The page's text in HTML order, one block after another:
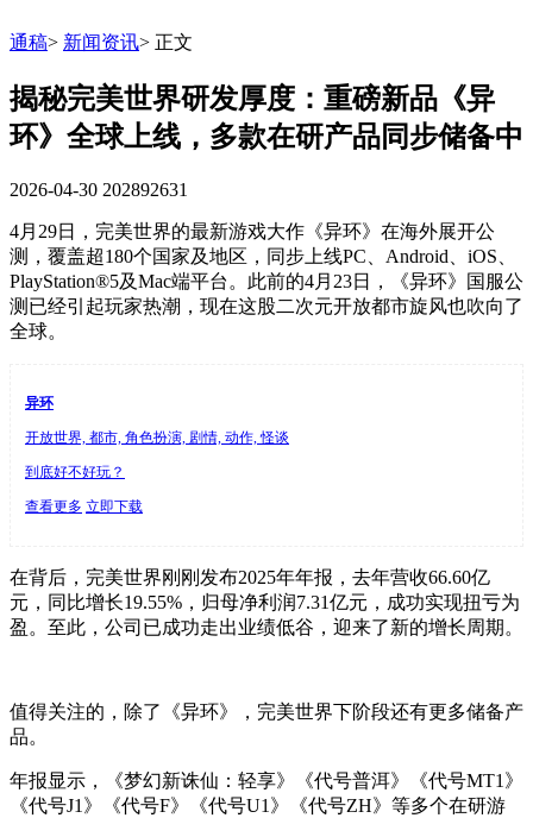
通稿> 新闻资讯> 正文
揭秘完美世界研发厚度：重磅新品《异
环》全球上线，多款在研产品同步储备中
2026-04-30 202892631
4月29日，完美世界的最新游戏大作《异环》在海外展开公
测，覆盖超180个国家及地区，同步上线PC、Android、iOS、
PlayStation®5及Mac端平台。此前的4月23日，《异环》国服公
测已经引起玩家热潮，现在这股二次元开放都市旋风也吹向了
全球。
异环
开放世界, 都市, 角色扮演, 剧情, 动作, 怪谈
到底好不好玩？
查看更多 立即下载
在背后，完美世界刚刚发布2025年年报，去年营收66.60亿
元，同比增长19.55%，归母净利润7.31亿元，成功实现扭亏为
盈。至此，公司已成功走出业绩低谷，迎来了新的增长周期。
值得关注的，除了《异环》，完美世界下阶段还有更多储备产
品。
年报显示，《梦幻新诛仙：轻享》《代号普洱》《代号MT1》
《代号J1》《代号F》《代号U1》《代号ZH》等多个在研游